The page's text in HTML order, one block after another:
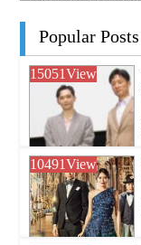
Popular Posts
15051View
10491View